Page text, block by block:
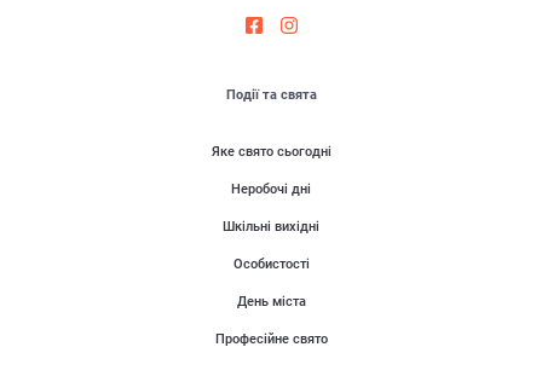
Події та свята
Яке свято сьогодні
Неробочі дні
Шкільні вихідні
Особистості
День міста
Професійне свято